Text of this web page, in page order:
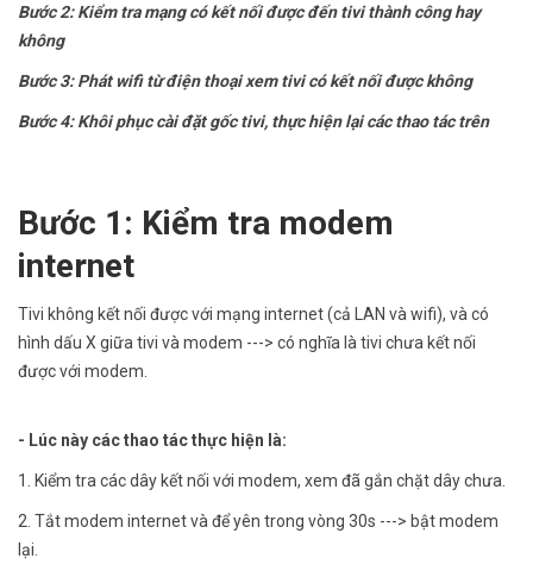
Bước 2: Kiểm tra mạng có kết nối được đến tivi thành công hay
không
Bước 3: Phát wifi từ điện thoại xem tivi có kết nối được không
Bước 4: Khôi phục cài đặt gốc tivi, thực hiện lại các thao tác trên
Bước 1: Kiểm tra modem
internet
Tivi không kết nối được với mạng internet (cả LAN và wifi), và có
hình dấu X giữa tivi và modem ---> có nghĩa là tivi chưa kết nối
được với modem.
- Lúc này các thao tác thực hiện là:
1. Kiểm tra các dây kết nối với modem, xem đã gắn chặt dây chưa.
2. Tắt modem internet và để yên trong vòng 30s ---> bật modem
lại.